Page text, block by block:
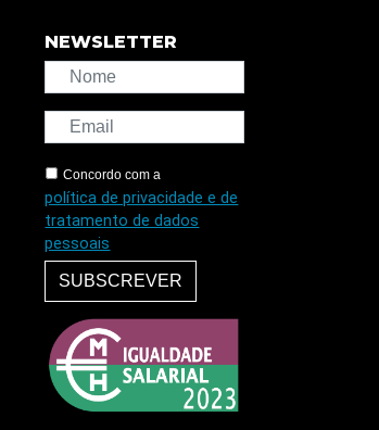
NEWSLETTER
Concordo com a
política de privacidade e de
tratamento de dados
pessoais
SUBSCREVER